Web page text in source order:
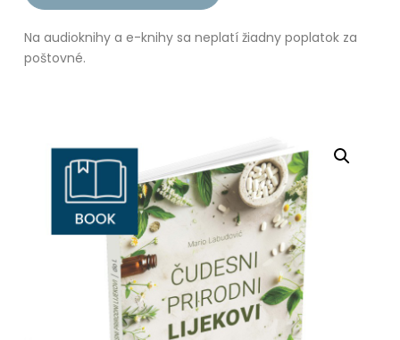
Na audioknihy a e-knihy sa neplatí žiadny poplatok za
poštovné.